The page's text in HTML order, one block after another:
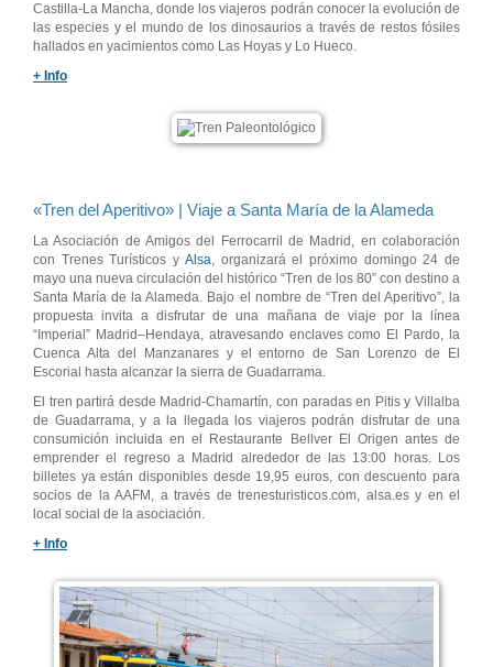
Castilla-La Mancha, donde los viajeros podrán conocer la evolución de
las especies y el mundo de los dinosaurios a través de restos fósiles
hallados en yacimientos como Las Hoyas y Lo Hueco.
+ Info
«Tren del Aperitivo» | Viaje a Santa María de la Alameda
La Asociación de Amigos del Ferrocarril de Madrid, en colaboración
con Trenes Turísticos y Alsa, organizará el próximo domingo 24 de
mayo una nueva circulación del histórico “Tren de los 80” con destino a
Santa María de la Alameda. Bajo el nombre de “Tren del Aperitivo”, la
propuesta invita a disfrutar de una mañana de viaje por la línea
“Imperial” Madrid–Hendaya, atravesando enclaves como El Pardo, la
Cuenca Alta del Manzanares y el entorno de San Lorenzo de El
Escorial hasta alcanzar la sierra de Guadarrama.
El tren partirá desde Madrid-Chamartín, con paradas en Pitis y Villalba
de Guadarrama, y a la llegada los viajeros podrán disfrutar de una
consumición incluida en el Restaurante Bellver El Origen antes de
emprender el regreso a Madrid alrededor de las 13:00 horas. Los
billetes ya están disponibles desde 19,95 euros, con descuento para
socios de la AAFM, a través de trenesturisticos.com, alsa.es y en el
local social de la asociación.
+ Info